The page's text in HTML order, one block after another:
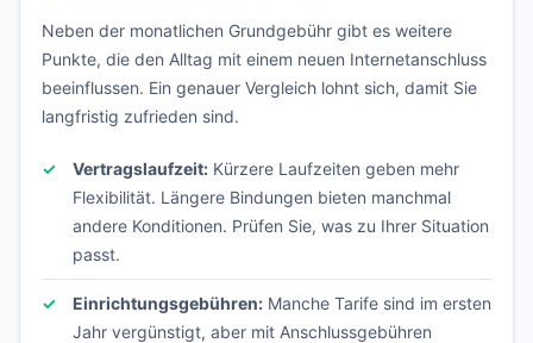
Neben der monatlichen Grundgebühr gibt es weitere
Punkte, die den Alltag mit einem neuen Internetanschluss
beeinflussen. Ein genauer Vergleich lohnt sich, damit Sie
langfristig zufrieden sind.
Vertragslaufzeit: Kürzere Laufzeiten geben mehr
Flexibilität. Längere Bindungen bieten manchmal
andere Konditionen. Prüfen Sie, was zu Ihrer Situation
passt.
Einrichtungsgebühren: Manche Tarife sind im ersten
Jahr vergünstigt, aber mit Anschlussgebühren